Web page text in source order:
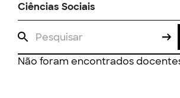
Ciências Sociais
Não foram encontrados